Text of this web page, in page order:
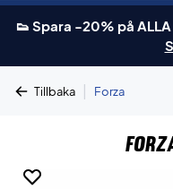
👟 Spara -20% på
Tillbaka | Forza